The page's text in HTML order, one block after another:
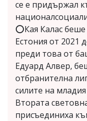
се е придържал
⭕Кая Калас
Естония от 2021
преди това от
Едуард Алвер,
отбранителна
силите на
Втората
присъединиха